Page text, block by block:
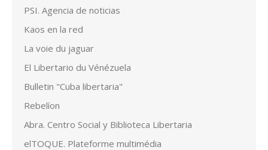
PSI. Agencia de noticias
Kaos en la red
La voie du jaguar
El Libertario du Vénézuela
Bulletin "Cuba libertaria"
Rebelíon
Abra. Centro Social y Biblioteca Libertaria
elTOQUE. Plateforme multimédia